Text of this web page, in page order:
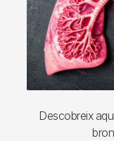
Descobreix